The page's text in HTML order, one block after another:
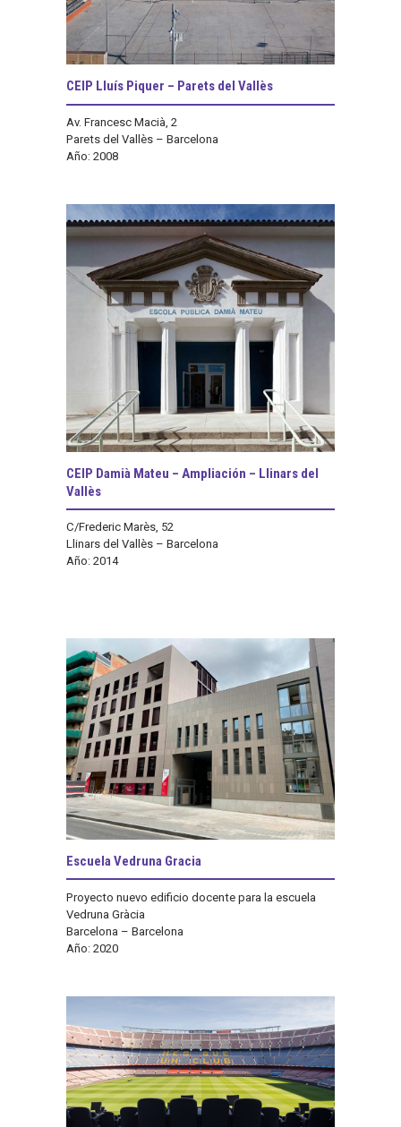
CEIP Lluís Piquer – Parets del Vallès
Av. Francesc Macià, 2
Parets del Vallès – Barcelona
Año: 2008
CEIP Damià Mateu – Ampliación – Llinars del
Vallès
C/Frederic Marès, 52
Llinars del Vallès – Barcelona
Año: 2014
Escuela Vedruna Gracia
Proyecto nuevo edificio docente para la escuela
Vedruna Gràcia
Barcelona – Barcelona
Año: 2020